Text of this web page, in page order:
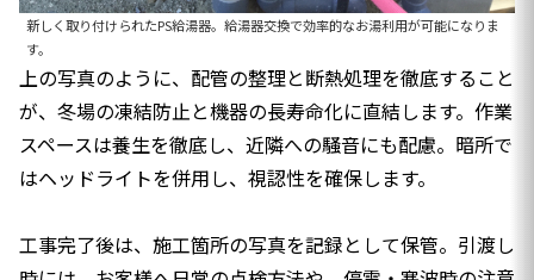
新しく取り付けられたPS給湯器。給湯器交換で効率的なお湯利用が可能になりま
す。
上の写真のように、配管の整理と断熱処理を徹底すること
が、冬場の凍結防止と機器の長寿命化に直結します。作業
スペースは養生を徹底し、近隣への騒音にも配慮。暗所で
はヘッドライトを併用し、視認性を確保します。
工事完了後は、施工箇所の写真を記録として保管。引渡し